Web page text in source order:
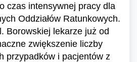
czas intensywnej pracy dla
Oddziałów Ratunkowych.
Borowskiej lekarze już od
zwiększenie liczby
przypadków i pacjentów z